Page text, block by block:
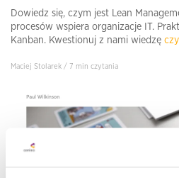
Dowiedz się, czym jest Lean
procesów wspiera organizacje IT.
Kanban. Kwestionuj z nami wiedzę
Maciej Stolarek / 7 min czytania